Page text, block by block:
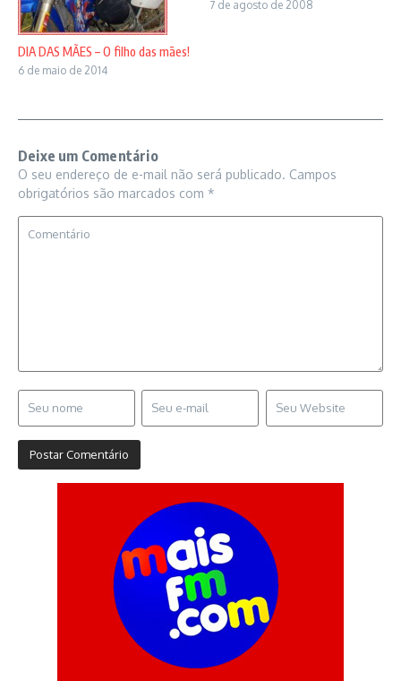
DIA DAS MÃES – O filho das mães!
6 de maio de 2014
7 de agosto de 2008
Deixe um Comentário
O seu endereço de e-mail não será publicado. Campos
obrigatórios são marcados com *